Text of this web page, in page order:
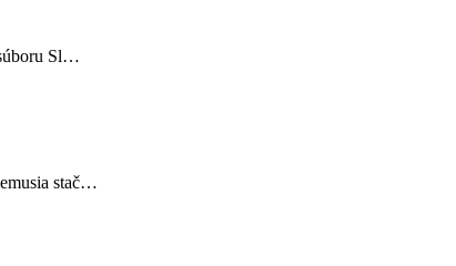
Sl…
stač…